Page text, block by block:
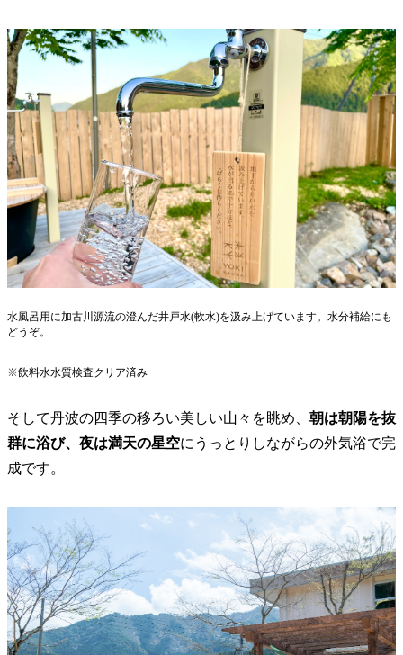
水風呂用に加古川源流の澄んだ井戸水(軟水)を汲み上げています。水分補給にも
どうぞ。
※飲料水水質検査クリア済み
そして丹波の四季の移ろい美しい山々を眺め、 朝は朝陽を抜
群に浴び、夜は満天の星空にうっとりしながらの外気浴で完
成です。